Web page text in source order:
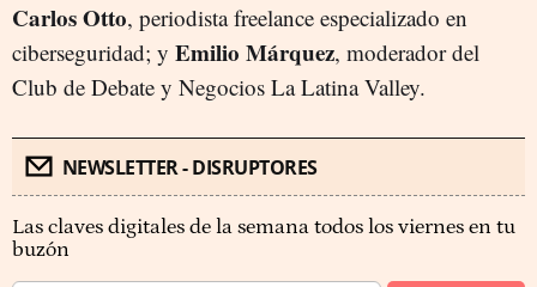
Carlos Otto, periodista freelance especializado en
ciberseguridad; y Emilio Márquez, moderador del
Club de Debate y Negocios La Latina Valley.
NEWSLETTER - DISRUPTORES
Las claves digitales de la semana todos los viernes en tu
buzón